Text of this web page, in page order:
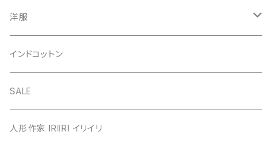
洋服
シャツ・ブラウス
カーディガン
カットソー
インドコットン
SALE
人形作家 IRIIRI イリイリ